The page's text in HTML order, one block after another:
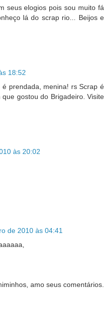
seus elogios pois sou muito fá
lá do scrap rio... Beijos e
18:52
prendada, menina! rs Scrap é
gostou do Brigadeiro. Visite
às 20:02
de 2010 às 04:41
amo seus comentários.